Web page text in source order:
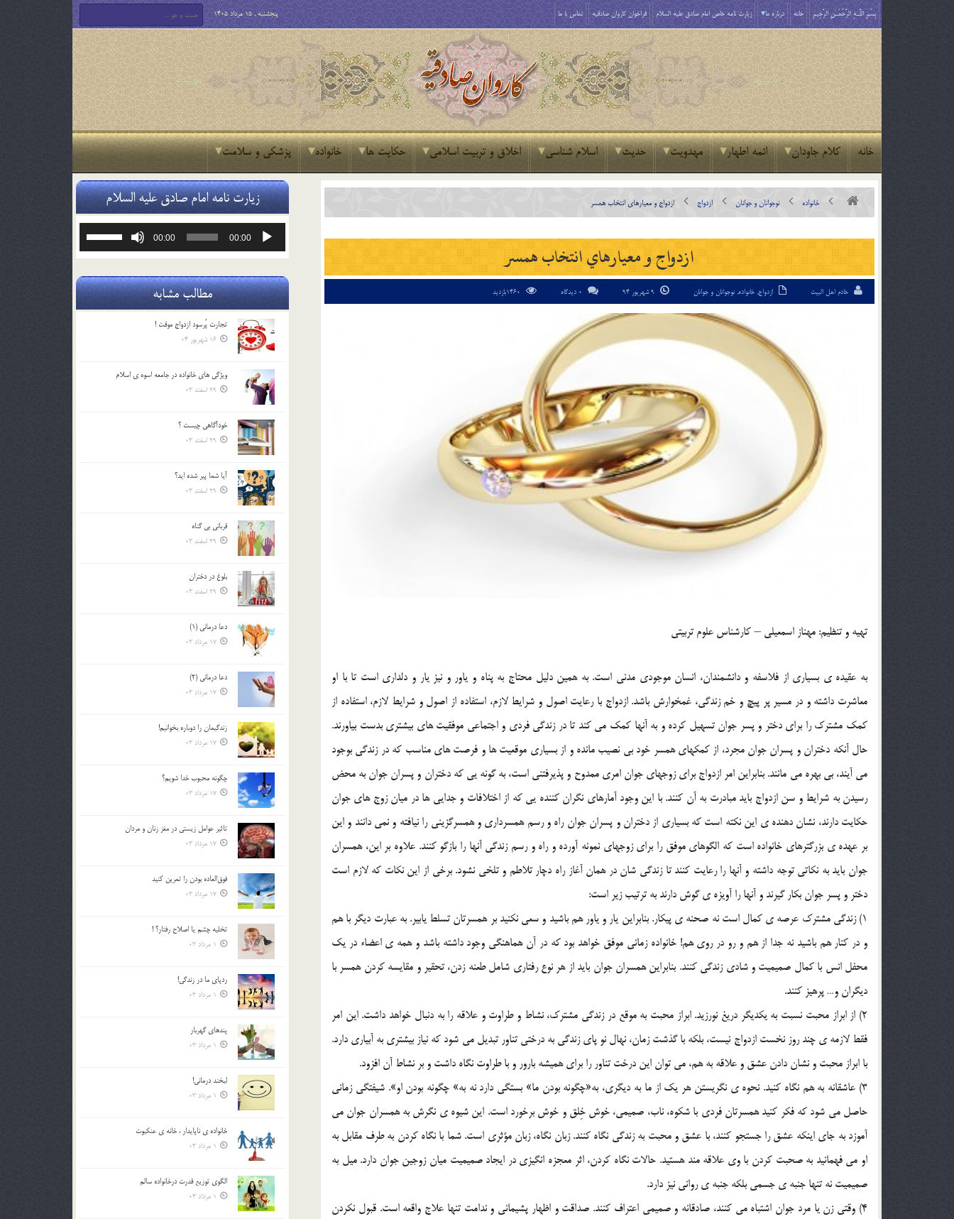
بِسْمِ اللَّـهِ الرَّحْمَـٰنِ الرَّحِيمِ خانه درباره ما زیارت نامه خاص امام صادق علیه السلام فراخوان کاروان صادقیه تماس با ما پنجشنبه , 15 مرداد 1405
خانه کلام جاودان ائمه اطهار مهدویت حدیث اسلام شناسی اخلاق و تربیت اسلامی حکایت ها خانواده پزشکی و سلامت
خانواده نوجوانان و جوانان ازدواج ازدواج و معيارهاي انتخاب همسر
ازدواج و معيارهاي انتخاب همسر
خادم اهل البیت ازدواج, خانواده, نوجوانان و جوانان 0 دیدگاه
تهيه و تنظيم: مهناز اسمعيلي – كارشناس علوم تربيتي
به عقيده ي بسياري از فلاسفه و دانشمندان، انسان موجودي مدني است. به همين دليل محتاج به پناه و ياور و نيز يار و دلداري است تا با او
معاشرت داشته و در مسير پر پيچ و خم زندگي، غمخوارش باشد. ازدواج با رعايت اصول و شرايط لازم، استفاده از اصول و شرايط لازم، استفاده از
کمک مشترک را براي دختر و پسر جوان تسهيل کرده و به آنها کمک مي کند تا در زندگي فردي و اجتماعي موفقيت هاي بيشتري بدست بياورند.
حال آنکه دختران و پسران جوان مجرد، از کمکهاي همسر خود بي نصيب مانده و از بسياري موقعيت ها و فرصت هاي مناسب که در زندگي بوجود
مي آيند، بي بهره مي مانند. بنابراين امر ازدواج براي زوجهاي جوان امري ممدوح و پذيرفتني است، به گونه يي که دختران و پسران جوان به محض
رسيدن به شرايط و سن ازدواج بايد مبادرت به آن کنند. با اين وجود آمارهاي نگران کننده يي که از اختلافات و جدايي ها در ميان زوج هاي جوان
حکايت دارند، نشان دهنده ي اين نکته است که بسياري از دختران و پسران جوان راه و رسم همسرداري و همسرگزيني را نيافته و نمي دانند و اين
بر عهده ي بزرگترهاي خانواده است که الگوهاي موفق را براي زوجهاي نمونه آورده و راه و رسم زندگي آنها را بازگو کنند. علاوه بر اين، همسران
جوان بايد به نکاتي توجه داشته و آنها را رعايت کنند تا زندگي شان در همان آغاز راه دچار تلاطم و تلخي نشود. برخي از اين نکات که لازم است
دختر و پسر جوان بکار گيرند و آنها را آويزه ي گوش دارند به ترتيب زير است:
1) زندگي مشترک عرصه ي کمال است نه صحنه ي پيکار. بنابراين يار و ياور هم باشيد و سعي نکنيد بر همسرتان تسلط يابير. به عبارت ديگر با هم
و در کنار هم باشيد نه جدا از هم و رو در روي هم! خانواده زماني موفق خواهد بود که در آن هماهنگي وجود داشته باشد و همه ي اعضاء در يک
محفل انس با کمال صميميت و شادي زندگي کنند. بنابراين همسران جوان بايد از هر نوع رفتاري شامل طعنه زدن، تحقير و مقايسه کردن همسر با
ديگران و… پرهيز کنند.
2) از ابراز محبت نسبت به يکديگر دريغ نورزيد. ابراز محبت به موقع در زندگي مشترک، نشاط و طراوت و علاقه را به دنبال خواهد داشت. اين امر
فقط لازمه ي چند روز نخست ازدواج نيست، بلکه با گذشت زمان، نهال نو پاي زندگي به درختي تناور تبديل مي شود که نياز بيشتري به آبياري دارد.
با ابراز محبت و نشان دادن عشق و علاقه به هم، مي توان اين درخت تناور را براي هميشه بارور و با طراوت نگاه داشت و بر نشاط آن افزود.
3) عاشقانه به هم نگاه کنيد. نحوه ي نگريستن هر يک از ما به ديگري، به«چگونه بودن ما» بستگي دارد نه به» چگونه بودن او». شيفتگي زماني
حاصل مي شود که فکر کنيد همسرتان فردي با شکوه، ناب، صميمي، خوش خِلق و خوش برخورد است. اين شيوه ي نگرش به همسران جوان مي
آموزد به جاي اينکه عشق را جستجو کنند، با عشق و محبت به زندگي نگاه کنند. زبان نگاه، زبان مؤثري است. شما با نگاه کردن به طرف مقابل به
او مي فهمانيد به صحبت کردن با وي علاقه مند هستيد. حالات نگاه کردن، اثر معجزه انگيزي در ايجاد صميميت ميان زوجين جوان دارد. ميل به
صميميت نه تنها جنبه ي جسمي بلکه جنبه ي رواني نيز دارد.
4) وقتي زن يا مرد جوان اشتباه مي کنند، صادقانه و صميمي اعتراف کنند. صداقت و اظهار پشيماني و ندامت تنها علاج واقعه است. قبول نکردن
زیارت نامه امام صادق علیه السلام
پخش‌کننده
00:00
00:00
یا
صدا
کلیدهای
مطالب مشابه
تجارت پُرسود ازدواج موقت !
16 شهریور 04
ويژگي هاي خانواده در جامعه اسوه ي اسلام
29 اسفند 03
خودآگاهى چيست ؟
29 اسفند 03
آیا شما پیر شده اید؟
29 اسفند 03
قرباني بي گناه
29 اسفند 03
بلوغ در دختران
29 اسفند 03
دعا درمانی (1)
17 مرداد 03
دعا درمانی (2)
17 مرداد 03
زندگيمان را دوباره بخوانيم!
17 مرداد 03
چگونه محبوب خدا شويم؟
17 مرداد 03
تاثیر عوامل زيستي در مغز زنان و مردان
17 مرداد 03
فوق‌العاده بودن را تمرين كنيد
17 مرداد 03
تخليه چشم يا اصلاح رفتار؟ !
1 مرداد 03
ردپاى ما در زندگى!
1 مرداد 03
پندهاي گهربار
1 مرداد 03
لبخند درمانى!
1 مرداد 03
خانواده ي ناپايدار ، خانه ي عنکبوت
1 مرداد 03
الگوي توزيع قدرت درخانواده سالم
1 مرداد 03